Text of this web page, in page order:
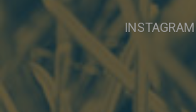
INSTAGRAM